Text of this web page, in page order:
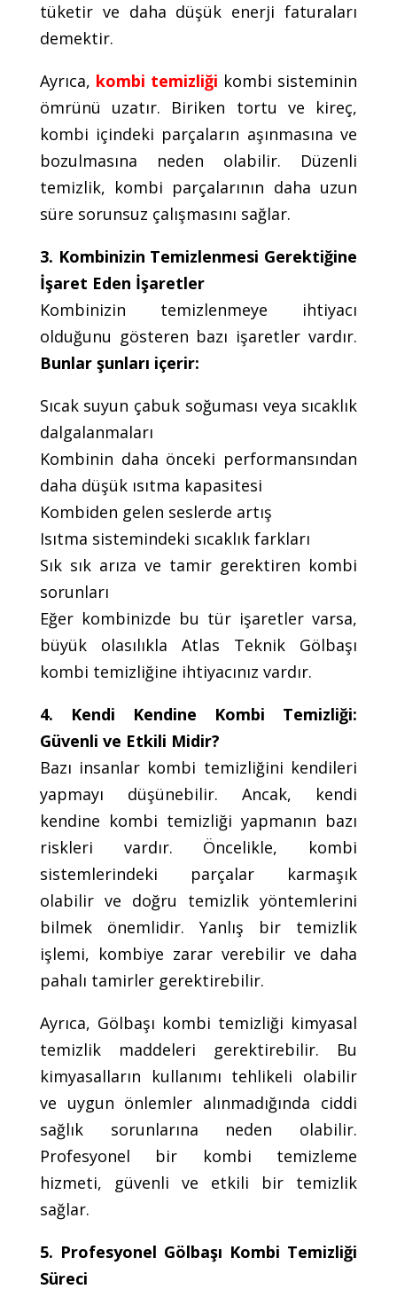
tüketir ve daha düşük enerji faturaları
demektir.
Ayrıca, kombi temizliği kombi sisteminin
ömrünü uzatır. Biriken tortu ve kireç,
kombi içindeki parçaların aşınmasına ve
bozulmasına neden olabilir. Düzenli
temizlik, kombi parçalarının daha uzun
süre sorunsuz çalışmasını sağlar.
3. Kombinizin Temizlenmesi Gerektiğine
İşaret Eden İşaretler
Kombinizin temizlenmeye ihtiyacı
olduğunu gösteren bazı işaretler vardır.
Bunlar şunları içerir:
Sıcak suyun çabuk soğuması veya sıcaklık
dalgalanmaları
Kombinin daha önceki performansından
daha düşük ısıtma kapasitesi
Kombiden gelen seslerde artış
Isıtma sistemindeki sıcaklık farkları
Sık sık arıza ve tamir gerektiren kombi
sorunları
Eğer kombinizde bu tür işaretler varsa,
büyük olasılıkla Atlas Teknik Gölbaşı
kombi temizliğine ihtiyacınız vardır.
4. Kendi Kendine Kombi Temizliği:
Güvenli ve Etkili Midir?
Bazı insanlar kombi temizliğini kendileri
yapmayı düşünebilir. Ancak, kendi
kendine kombi temizliği yapmanın bazı
riskleri vardır. Öncelikle, kombi
sistemlerindeki parçalar karmaşık
olabilir ve doğru temizlik yöntemlerini
bilmek önemlidir. Yanlış bir temizlik
işlemi, kombiye zarar verebilir ve daha
pahalı tamirler gerektirebilir.
Ayrıca, Gölbaşı kombi temizliği kimyasal
temizlik maddeleri gerektirebilir. Bu
kimyasalların kullanımı tehlikeli olabilir
ve uygun önlemler alınmadığında ciddi
sağlık sorunlarına neden olabilir.
Profesyonel bir kombi temizleme
hizmeti, güvenli ve etkili bir temizlik
sağlar.
5. Profesyonel Gölbaşı Kombi Temizliği
Süreci